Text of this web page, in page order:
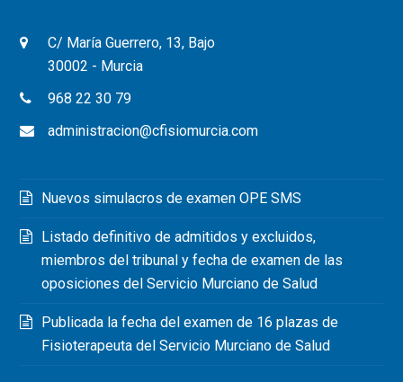
C/ María Guerrero, 13, Bajo
30002 - Murcia
968 22 30 79
administracion@cfisiomurcia.com
Nuevos simulacros de examen OPE SMS
Listado definitivo de admitidos y excluidos,
miembros del tribunal y fecha de examen de las
oposiciones del Servicio Murciano de Salud
Publicada la fecha del examen de 16 plazas de
Fisioterapeuta del Servicio Murciano de Salud